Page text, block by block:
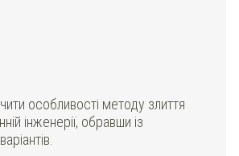
особливості методу злиття
інженерії, обравши із